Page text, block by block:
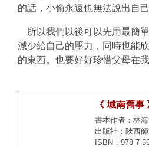
的話，小偷永遠也無法說出自己
所以我們以後可以先用最簡
減少給自己的壓力，同時也能
的東西。也要好好珍惜父母在
《 城南舊事
書本作者：林
出版社：陜西
ISBN：978-7-